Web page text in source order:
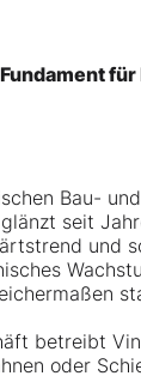
für
Bau- und
seit
und
betreibt
oder